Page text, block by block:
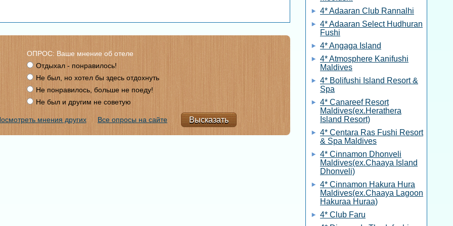
ОПРОС: Ваше мнение об отеле
Отдыхал - понравилось!
Не был, но хотел бы здесь отдохнуть
Не понравилось, больше не поеду!
Не был и другим не советую
мнения других Все опросы на сайте
4* Adaaran Club Rannalhi
4* Adaaran Select Hudhuran
Fushi
4* Angaga Island
4* Atmosphere Kanifushi
Maldives
4* Bolifushi Island Resort &
Spa
4* Canareef Resort
Maldives(ex.Herathera
Island Resort)
4* Centara Ras Fushi Resort
& Spa Maldives
4* Cinnamon Dhonveli
Maldives(ex.Chaaya Island
Dhonveli)
4* Cinnamon Hakura Hura
Maldives(ex.Chaaya Lagoon
Hakuraa Huraa)
4* Club Faru